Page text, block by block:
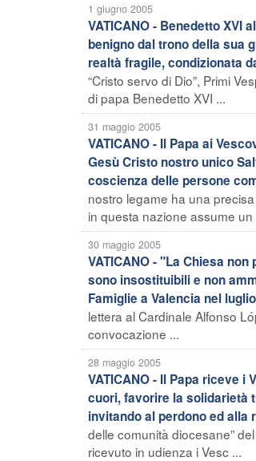
1 giugno 2005
VATICANO - Benedetto XVI
benigno dal trono della sua
realtà fragile, condizionata
“Cristo servo di Dio”, Primi
di papa Benedetto XVI ...
31 maggio 2005
VATICANO - Il Papa ai
Gesù Cristo nostro unico
coscienza delle persone
nostro legame ha una
in questa nazione assume
30 maggio 2005
VATICANO - "La Chiesa
sono insostituibili e non
Famiglie a Valencia nel
lettera al Cardinale Alfonso
convocazione ...
28 maggio 2005
VATICANO - Il Papa riceve
cuori, favorire la solidarietà
invitando al perdono ed alla
delle comunità diocesane”
ricevuto in udienza i Vesc ...